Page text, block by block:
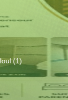
(1)